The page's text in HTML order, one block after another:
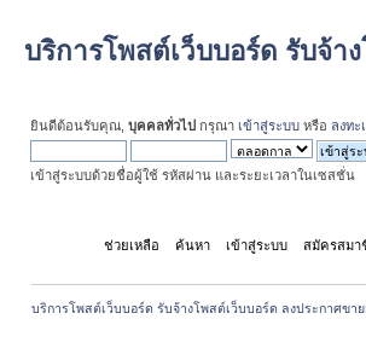
บริการโพสต์เว็บบอร์ด รับจ้า
ยินดีต้อนรับคุณ, บุคคลทั่วไป กรุณา เข้าสู่ระบบ หรือ ลงทะ
เข้าสู่ระบบด้วยชื่อผู้ใช้ รหัสผ่าน และระยะเวลาในเซสชั่น
ช่วยเหลือ ค้นหา เข้าสู่ระบบ สมัครสมา
บริการโพสต์เว็บบอร์ด รับจ้างโพสต์เว็บบอร์ด ลงประกาศขา